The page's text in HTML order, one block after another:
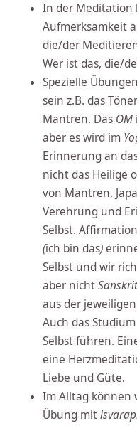
In der Meditation
Aufmerksamkeit
die/der
Wer ist das, die/
Spezielle
sein z.B. das
Mantren. Das OM
aber es wird im
Erinnerung an
nicht das Heilige
von Mantren,
Verehrung und
Selbst.
(ich bin das)
Selbst und wir
aber nicht
aus der
Auch das
Selbst führen.
eine
Liebe und Güte.
Im Alltag können
Übung mit